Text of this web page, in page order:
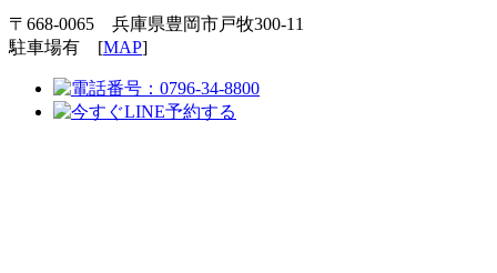
〒668-0065 兵庫県豊岡市戸牧300-11
駐車場有 [MAP]